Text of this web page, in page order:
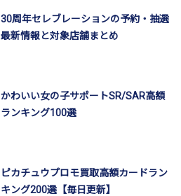
30周年セレブレーションの予約・抽選
最新情報と対象店舗まとめ
かわいい女の子サポートSR/SAR高額
ランキング100選
ピカチュウプロモ買取高額カードラン
キング200選【毎日更新】